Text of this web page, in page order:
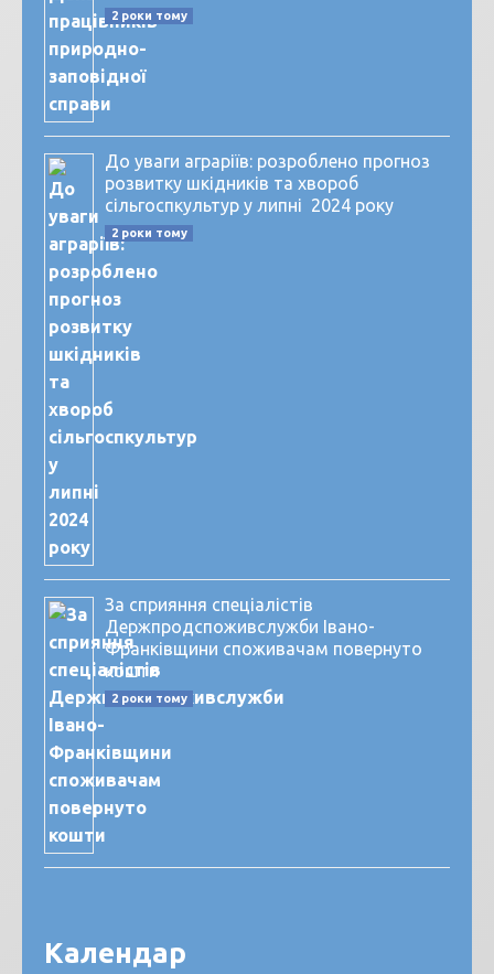
2 роки тому
До уваги аграріїв: розроблено прогноз
розвитку шкідників та хвороб
сільгоспкультур у липні 2024 року
2 роки тому
За сприяння спеціалістів
Держпродспоживслужби Івано-
Франківщини споживачам повернуто
кошти
2 роки тому
Календар